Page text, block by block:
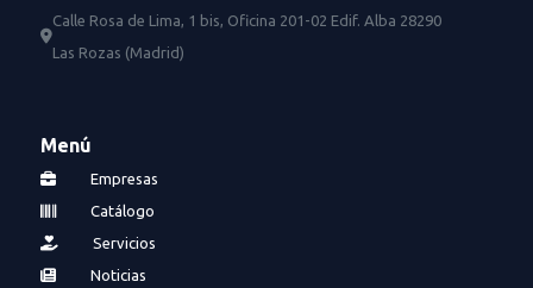
Calle Rosa de Lima, 1 bis, Oficina 201-02 Edif. Alba 28290
Las Rozas (Madrid)
Menú
Empresas
Catálogo
Servicios
Noticias